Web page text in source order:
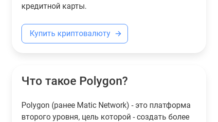
кредитной карты.
Купить криптовалюту
Что такое Polygon?
Polygon (ранее Matic Network) - это платформа
второго уровня, цель которой - создать более